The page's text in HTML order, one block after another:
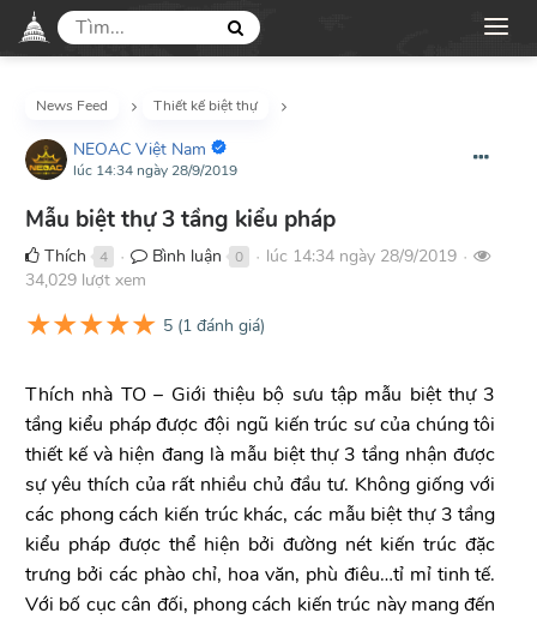
News Feed Thiết kế biệt thự
NEOAC Việt Nam
lúc 14:34 ngày 28/9/2019
Mẫu biệt thự 3 tầng kiểu pháp
Thích 4 ● Bình luận 0 ● lúc 14:34 ngày 28/9/2019 ●
34,029 lượt xem
★★★★★ 5 (1 đánh giá)
Thích nhà TO – Giới thiệu bộ sưu tập mẫu biệt thự 3
tầng kiểu pháp được đội ngũ kiến trúc sư của chúng tôi
thiết kế và hiện đang là mẫu biệt thự 3 tầng nhận được
sự yêu thích của rất nhiều chủ đầu tư. Không giống với
các phong cách kiến trúc khác, các mẫu biệt thự 3 tầng
kiểu pháp được thể hiện bởi đường nét kiến trúc đặc
trưng bởi các phào chỉ, hoa văn, phù điêu…tỉ mỉ tinh tế.
Với bố cục cân đối, phong cách kiến trúc này mang đến